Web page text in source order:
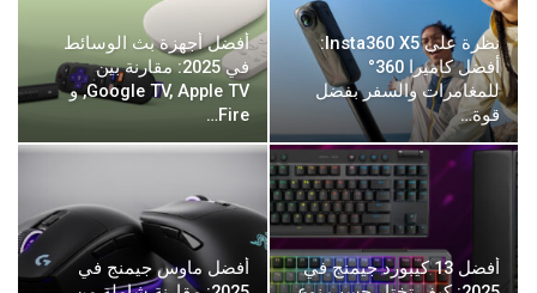
نظرة على Insta360 X5:
أفضل كاميرا 360°
للمغامرات والسفر بفضل
قوة…
أفضل أجهزة بث الوسائط
في 2025: مقارنة بين
Google TV, Apple TV, و
Fire…
أفضل 13 كيبورد جيمنج في
أفضل ماوس جيمنج في